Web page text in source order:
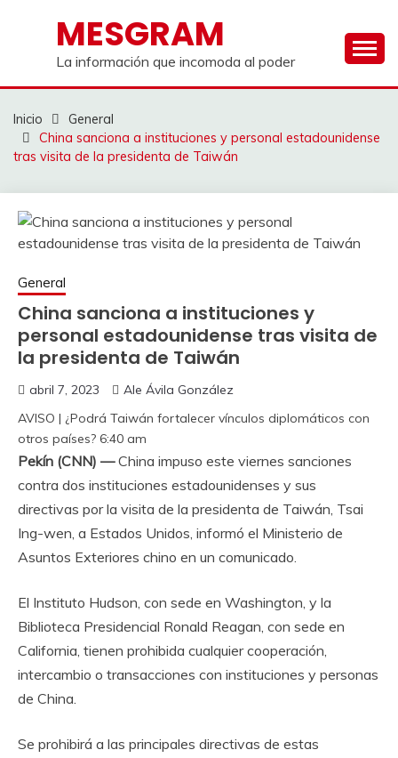
contenidoMESGRAM
La información que incomoda al poder
Inicio
General
China sanciona a instituciones y personal estadounidense
tras visita de la presidenta de Taiwán
General
China sanciona a instituciones y
personal estadounidense tras visita de
la presidenta de Taiwán
abril 7, 2023
Ale Ávila González
AVISO | ¿Podrá Taiwán fortalecer vínculos diplomáticos con
otros países? 6:40 am
Pekín (CNN) —China impuso este viernes sanciones
contra dos instituciones estadounidenses y sus
directivas por la visita de la presidenta de Taiwán, Tsai
Ing-wen, a Estados Unidos, informó el Ministerio de
Asuntos Exteriores chino en un comunicado.
El Instituto Hudson, con sede en Washington, y la
Biblioteca Presidencial Ronald Reagan, con sede en
California, tienen prohibida cualquier cooperación,
intercambio o transacciones con instituciones y personas
de China.
Se prohibirá a las principales directivas de estas